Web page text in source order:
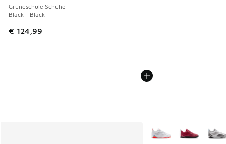
Grundschule Schuhe
Black - Black
€ 124,99
Weitere Farben